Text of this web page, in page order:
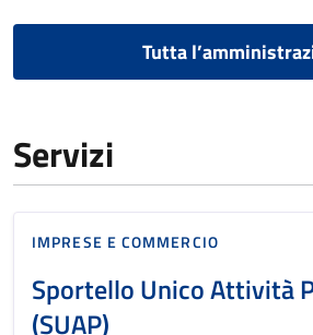
Tutta
Servizi
IMPRESE E COMMERCIO
Sportello Unico Attività
(SUAP)